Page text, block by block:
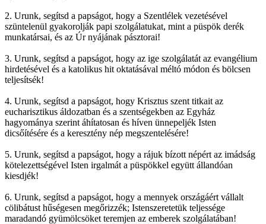
2. Urunk, segítsd a papságot, hogy a Szentlélek vezetésével
szüntelenül gyakorolják papi szolgálatukat, mint a püspök derék
munkatársai, és az Úr nyájának pásztorai!
3. Urunk, segítsd a papságot, hogy az ige szolgálatát az evangélium
hirdetésével és a katolikus hit oktatásával méltó módon és bölcsen
teljesítsék!
4. Urunk, segítsd a papságot, hogy Krisztus szent titkait az
eucharisztikus áldozatban és a szentségekben az Egyház
hagyománya szerint áhítatosan és híven ünnepeljék Isten
dicsőítésére és a keresztény nép megszentelésére!
5. Urunk, segítsd a papságot, hogy a rájuk bízott népért az imádság
kötelezettségével Isten irgalmát a püspökkel együtt állandóan
kiesdjék!
6. Urunk, segítsd a papságot, hogy a mennyek országáért vállalt
cölibátust hűségesen megőrizzék; Istenszeretetük teljessége
maradandó gyümölcsöket teremjen az emberek szolgálatában!